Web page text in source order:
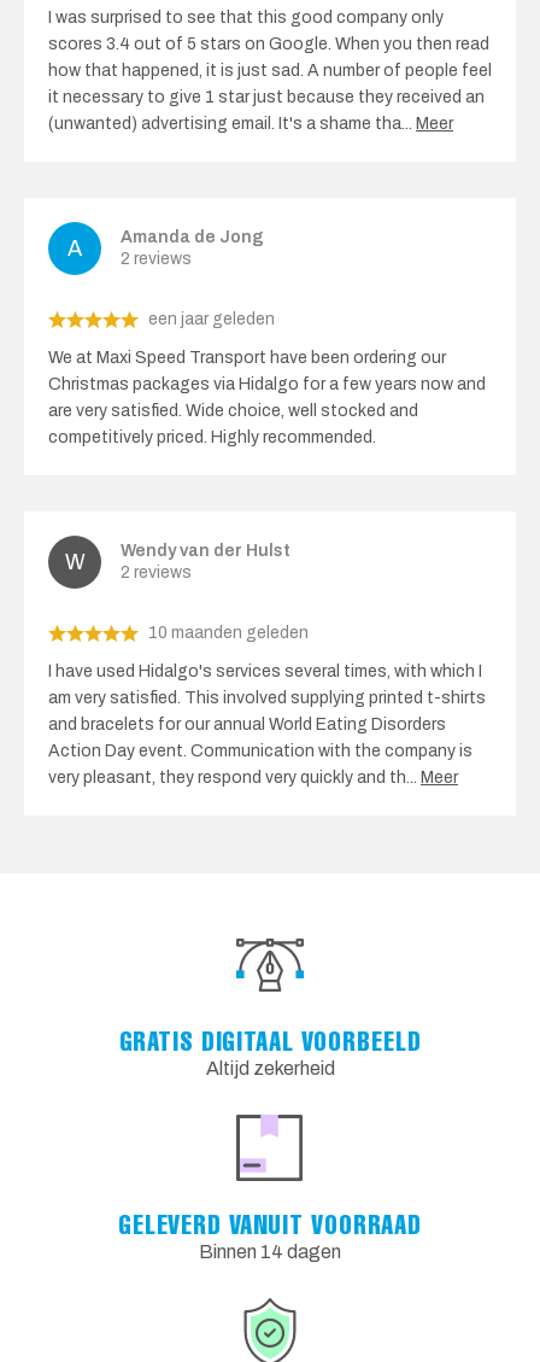
I was surprised to see that this good company only
scores 3.4 out of 5 stars on Google. When you then read
how that happened, it is just sad. A number of people feel
it necessary to give 1 star just because they received an
(unwanted) advertising email. It's a shame tha... Meer
Amanda de Jong
2 reviews
een jaar geleden
We at Maxi Speed ​​Transport have been ordering our
Christmas packages via Hidalgo for a few years now and
are very satisfied. Wide choice, well stocked and
competitively priced. Highly recommended.
Wendy van der Hulst
2 reviews
10 maanden geleden
I have used Hidalgo's services several times, with which I
am very satisfied. This involved supplying printed t-shirts
and bracelets for our annual World Eating Disorders
Action Day event. Communication with the company is
very pleasant, they respond very quickly and th... Meer
GRATIS DIGITAAL VOORBEELD
Altijd zekerheid
GELEVERD VANUIT VOORRAAD
Binnen 14 dagen